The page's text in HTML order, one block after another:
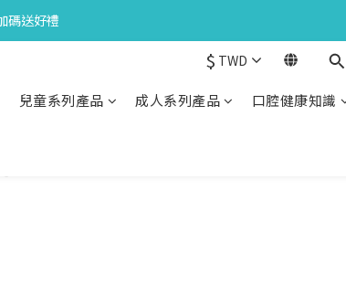
好禮
碼送好禮
$ TWD
兒童系列產品 成人系列產品
口腔健康知識